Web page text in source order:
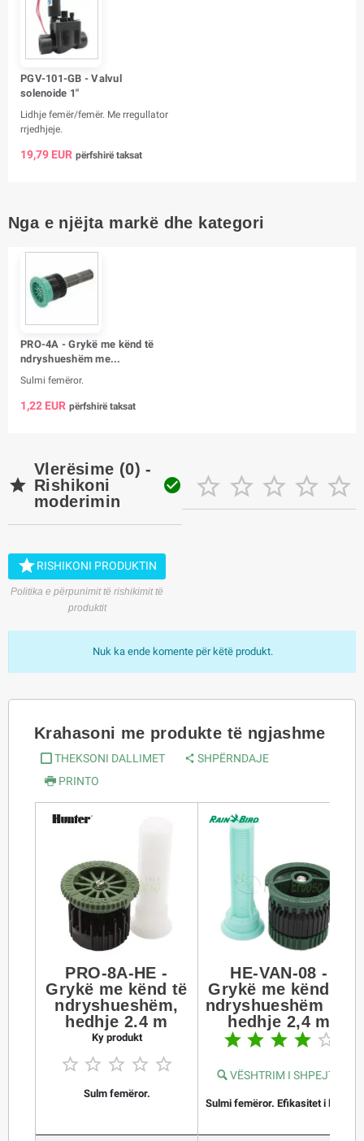
PGV-101-GB - Valvul
solenoide 1"
Lidhje femër/femër. Me rregullator
rrjedhjeje.
19,79 EUR përfshirë taksat
Nga e njëjta markë dhe kategori
PRO-4A - Grykë me kënd të
ndryshueshëm me...
Sulmi femëror.
1,22 EUR përfshirë taksat

Vlerësime (0) -
Rishikoni
moderimin
     
RISHIKONI PRODUKTIN
Politika e përpunimit të rishikimit të
produktit
Nuk ka ende komente për këtë produkt.
Krahasoni me produkte të ngjashme
THEKSONI DALLIMET
SHPËRNDAJE
PRINTO
PRO-8A-HE -
Grykë me kënd të
ndryshueshëm,
hedhje 2.4 m
Ky produkt
    
Sulm femëror.
HE-VAN-08 -
Grykë me kënd të
ndryshueshëm me
hedhje 2,4 m
    
VËSHTRIM I SHPEJTË
Sulmi femëror. Efikasitet i lartë.